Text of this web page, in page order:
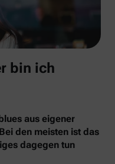
bin ich
aus eigener
den meisten ist das
dagegen tun